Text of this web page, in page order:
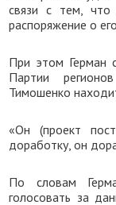
связи с тем, что
распоряжение о
При этом Герман
Партии
Тимошенко
«Он (проект
доработку, он
По словам
голосовать за